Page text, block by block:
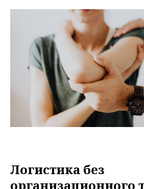
Логистика без
организационного